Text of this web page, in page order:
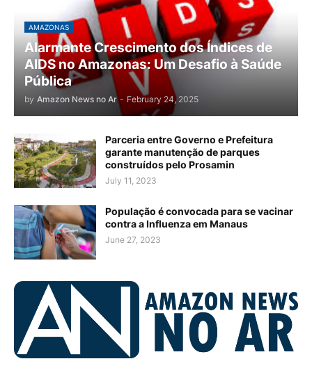
AMAZONAS
Alarmante Crescimento dos Índices de
AIDS no Amazonas: Um Desafio à Saúde
Pública
by Amazon News no Ar - February 24, 2025
Parceria entre Governo e Prefeitura
garante manutenção de parques
construídos pelo Prosamin
July 11, 2023
População é convocada para se vacinar
contra a Influenza em Manaus
June 27, 2023